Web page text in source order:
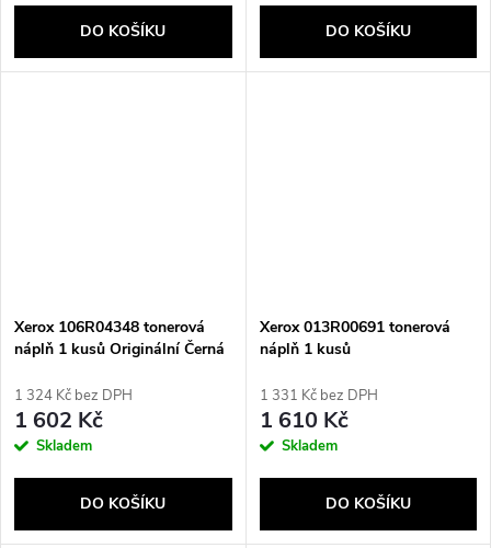
DO KOŠÍKU DO KOŠÍKU
Xerox 106R04348 tonerová
náplň 1 kusů Originální Černá
1 324 Kč bez DPH
1 602 Kč
Skladem
DO KOŠÍKU
Xerox 013R00691 tonerová
náplň 1 kusů
1 331 Kč bez DPH
1 610 Kč
Skladem
DO KOŠÍKU